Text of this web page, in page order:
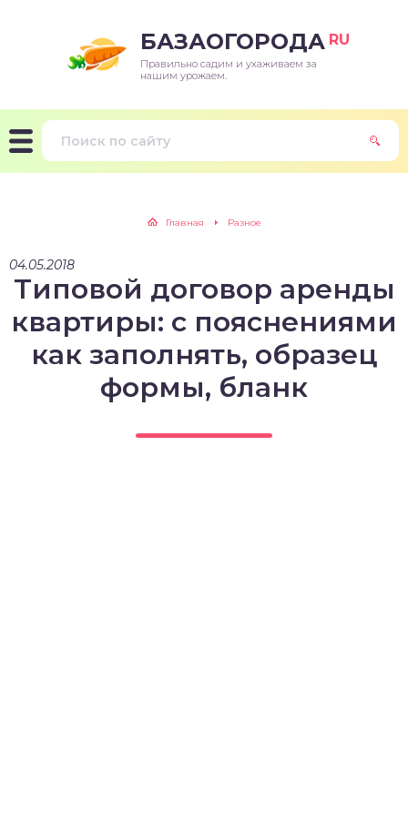
БАЗАОГОРОДА RU
Правильно садим и ухаживаем за
нашим урожаем.
Главная Разное
04.05.2018
Типовой договор аренды
квартиры: с пояснениями
как заполнять, образец
формы, бланк